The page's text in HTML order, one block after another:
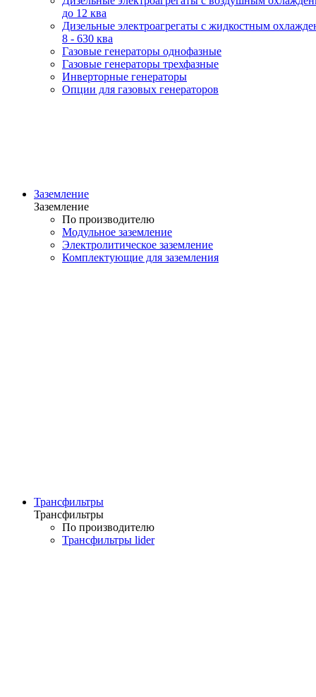
до 12 ква
Дизельные электроагрегаты с жидкостным
8 - 630 ква
Газовые генераторы однофазные
Газовые генераторы трехфазные
Инверторные генераторы
Опции для газовых генераторов
Заземление
Заземление
По производителю
Модульное заземление
Электролитическое заземление
Комплектующие для заземления
Трансфильтры
Трансфильтры
По производителю
Трансфильтры lider